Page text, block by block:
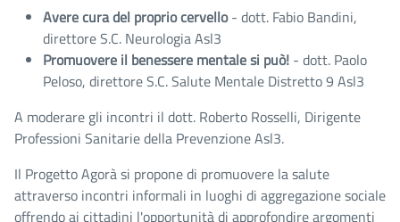
Avere cura del proprio cervello- dott. Fabio Bandini,
direttore S.C. Neurologia Asl3
Promuovere il benessere mentale si può! - dott. Paolo
Peloso, direttore S.C. Salute Mentale Distretto 9 Asl3
A moderare gli incontri il dott. Roberto Rosselli, Dirigente
Professioni Sanitarie della Prevenzione Asl3.
Il Progetto Agorà si propone di promuovere la salute
attraverso incontri informali in luoghi di aggregazione sociale
offrendo ai cittadini l'opportunità di approfondire argomenti